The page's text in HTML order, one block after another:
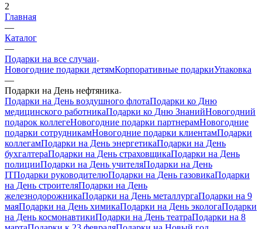
2
Главная
—
Каталог
—
Подарки на все случаи
Новогодние подарки детямКорпоративные подаркиУпаковка
—
Подарки на День нефтяника
Подарки на День воздушного флотаПодарки ко Дню
медицинского работникаПодарки ко Дню ЗнанийНовогодний
подарок коллегеНовогодние подарки партнерамНовогодние
подарки сотрудникамНовогодние подарки клиентамПодарки
коллегамПодарки на День энергетикаПодарки на День
бухгалтераПодарки на День страховщикаПодарки на День
полицииПодарки на День учителяПодарки на День
ITПодарки руководителюПодарки на День газовикаПодарки
на День строителяПодарки на День
железнодорожникаПодарки на День металлургаПодарки на 9
маяПодарки на День химикаПодарки на День экологаПодарки
на День космонавтикиПодарки на День театраПодарки на 8